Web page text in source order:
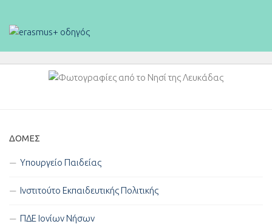
ΔΟΜΈΣ
Υπουργείο Παιδείας
Ινστιτούτο Εκπαιδευτικής Πολιτικής
ΠΔΕ Ιονίων Νήσων